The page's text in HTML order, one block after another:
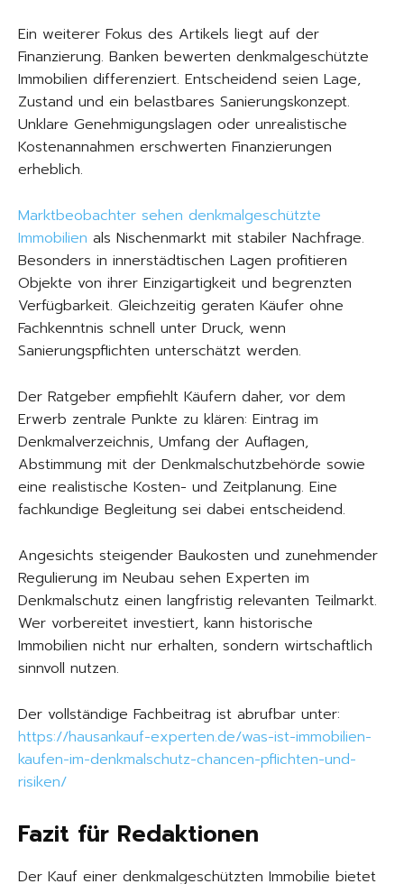
Ein weiterer Fokus des Artikels liegt auf der
Finanzierung. Banken bewerten denkmalgeschützte
Immobilien differenziert. Entscheidend seien Lage,
Zustand und ein belastbares Sanierungskonzept.
Unklare Genehmigungslagen oder unrealistische
Kostenannahmen erschwerten Finanzierungen
erheblich.
Marktbeobachter sehen denkmalgeschützte
Immobilien als Nischenmarkt mit stabiler Nachfrage.
Besonders in innerstädtischen Lagen profitieren
Objekte von ihrer Einzigartigkeit und begrenzten
Verfügbarkeit. Gleichzeitig geraten Käufer ohne
Fachkenntnis schnell unter Druck, wenn
Sanierungspflichten unterschätzt werden.
Der Ratgeber empfiehlt Käufern daher, vor dem
Erwerb zentrale Punkte zu klären: Eintrag im
Denkmalverzeichnis, Umfang der Auflagen,
Abstimmung mit der Denkmalschutzbehörde sowie
eine realistische Kosten- und Zeitplanung. Eine
fachkundige Begleitung sei dabei entscheidend.
Angesichts steigender Baukosten und zunehmender
Regulierung im Neubau sehen Experten im
Denkmalschutz einen langfristig relevanten Teilmarkt.
Wer vorbereitet investiert, kann historische
Immobilien nicht nur erhalten, sondern wirtschaftlich
sinnvoll nutzen.
Der vollständige Fachbeitrag ist abrufbar unter:
https://hausankauf-experten.de/was-ist-immobilien-
kaufen-im-denkmalschutz-chancen-pflichten-und-
risiken/
Fazit für Redaktionen
Der Kauf einer denkmalgeschützten Immobilie bietet